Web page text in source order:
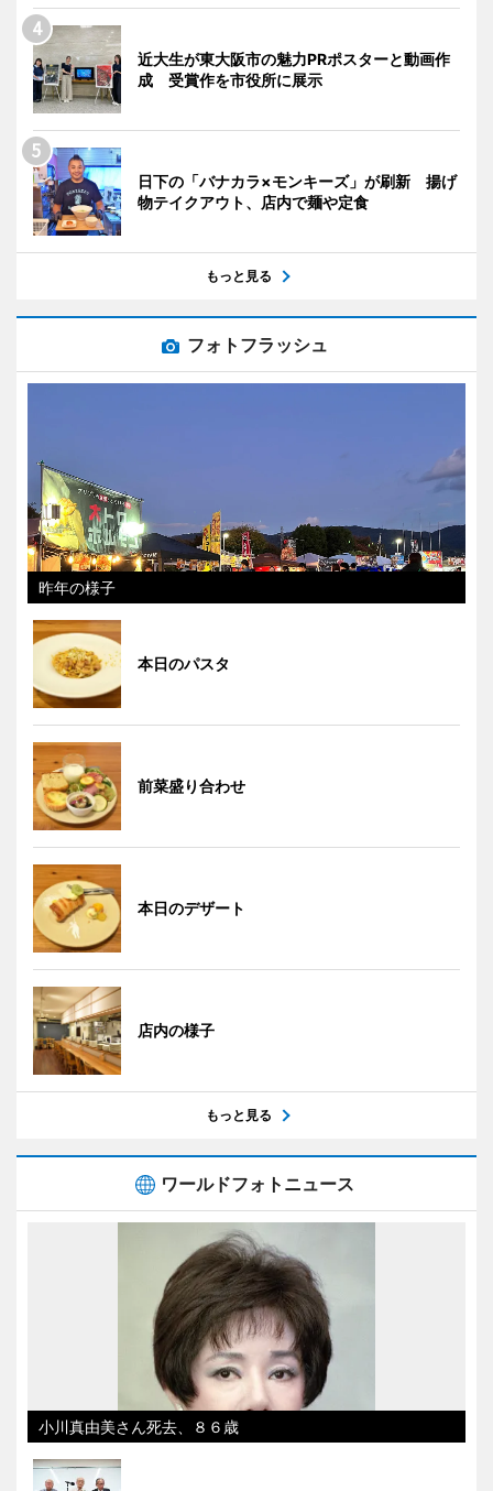
近大生が東大阪市の魅力PRポスターと動画作
成 受賞作を市役所に展示
日下の「バナカラ×モンキーズ」が刷新 揚げ
物テイクアウト、店内で麺や定食
もっと見る
フォトフラッシュ
昨年の様子
本日のパスタ
前菜盛り合わせ
本日のデザート
店内の様子
もっと見る
ワールドフォトニュース
小川真由美さん死去、８６歳